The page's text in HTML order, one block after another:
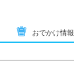
おでかけ情報